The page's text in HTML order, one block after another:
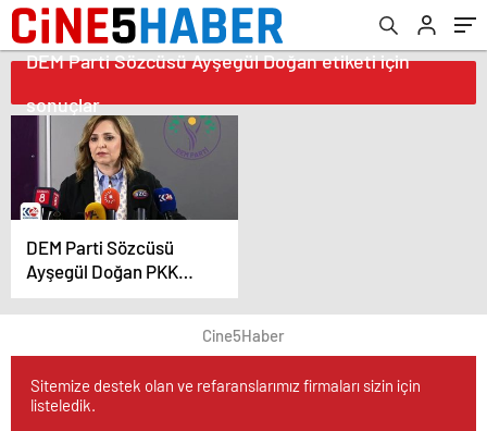
DEM Parti Sözcüsü Ayşegül Doğan etiketi için
sonuçlar
DEM Parti Sözcüsü
Ayşegül Doğan PKK
Kongresi Hakkında
Açıklamada Bulundu
Cine5Haber
Sitemize destek olan ve refaranslarımız firmaları sizin için
listeledik.